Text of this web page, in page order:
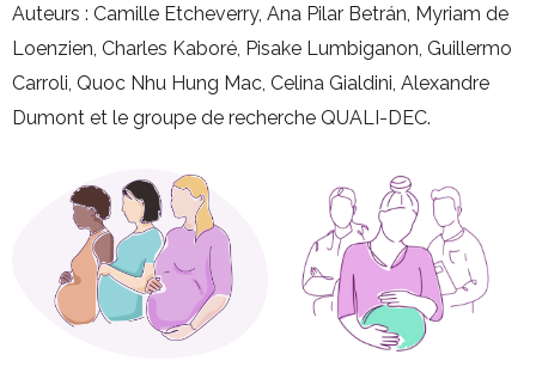
Auteurs : Camille Etcheverry, Ana Pilar Betrán, Myriam de
Loenzien, Charles Kaboré, Pisake Lumbiganon, Guillermo
Carroli, Quoc Nhu Hung Mac, Celina Gialdini, Alexandre
Dumont et le groupe de recherche QUALI-DEC.